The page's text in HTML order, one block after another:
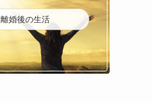
離婚後の生活